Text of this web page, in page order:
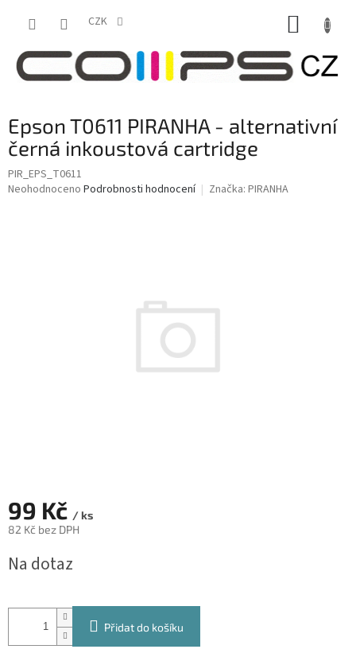
CZK
Epson T0611 PIRANHA - alternativní
černá inkoustová cartridge
PIR_EPS_T0611
Průměrné
Neohodnoceno Podrobnosti hodnocení Značka: PIRANHA
99 Kč / ks
82 Kč bez DPH
cena:
Na dotaz
Přidat do košíku